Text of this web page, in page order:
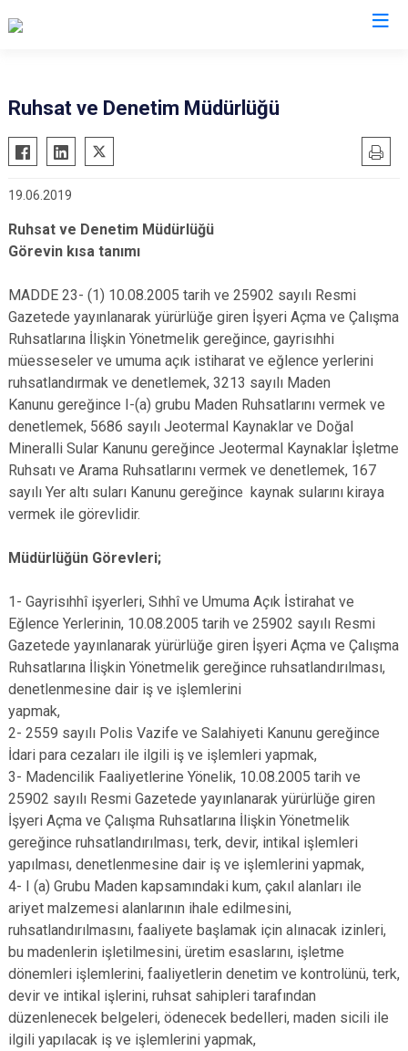
Ruhsat ve Denetim Müdürlüğü
19.06.2019
Ruhsat ve Denetim Müdürlüğü
Görevin kısa tanımı
MADDE 23- (1) 10.08.2005 tarih ve 25902 sayılı Resmi
Gazetede yayınlanarak yürürlüğe giren İşyeri Açma ve Çalışma
Ruhsatlarına İlişkin Yönetmelik gereğince, gayrisıhhi
müesseseler ve umuma açık istiharat ve eğlence yerlerini
ruhsatlandırmak ve denetlemek, 3213 sayılı Maden
Kanunu gereğince I-(a) grubu Maden Ruhsatlarını vermek ve
denetlemek, 5686 sayılı Jeotermal Kaynaklar ve Doğal
Mineralli Sular Kanunu gereğince Jeotermal Kaynaklar İşletme
Ruhsatı ve Arama Ruhsatlarını vermek ve denetlemek, 167
sayılı Yer altı suları Kanunu gereğince kaynak sularını kiraya
vermek ile görevlidir.
Müdürlüğün Görevleri;
1- Gayrisıhhî işyerleri, Sıhhî ve Umuma Açık İstirahat ve
Eğlence Yerlerinin, 10.08.2005 tarih ve 25902 sayılı Resmi
Gazetede yayınlanarak yürürlüğe giren İşyeri Açma ve Çalışma
Ruhsatlarına İlişkin Yönetmelik gereğince ruhsatlandırılması,
denetlenmesine dair iş ve işlemlerini
yapmak,
2- 2559 sayılı Polis Vazife ve Salahiyeti Kanunu gereğince
İdari para cezaları ile ilgili iş ve işlemleri yapmak,
3- Madencilik Faaliyetlerine Yönelik, 10.08.2005 tarih ve
25902 sayılı Resmi Gazetede yayınlanarak yürürlüğe giren
İşyeri Açma ve Çalışma Ruhsatlarına İlişkin Yönetmelik
gereğince ruhsatlandırılması, terk, devir, intikal işlemleri
yapılması, denetlenmesine dair iş ve işlemlerini yapmak,
4- I (a) Grubu Maden kapsamındaki kum, çakıl alanları ile
ariyet malzemesi alanlarının ihale edilmesini,
ruhsatlandırılmasını, faaliyete başlamak için alınacak izinleri,
bu madenlerin işletilmesini, üretim esaslarını, işletme
dönemleri işlemlerini, faaliyetlerin denetim ve kontrolünü, terk,
devir ve intikal işlerini, ruhsat sahipleri tarafından
düzenlenecek belgeleri, ödenecek bedelleri, maden sicili ile
ilgili yapılacak iş ve işlemlerini yapmak,